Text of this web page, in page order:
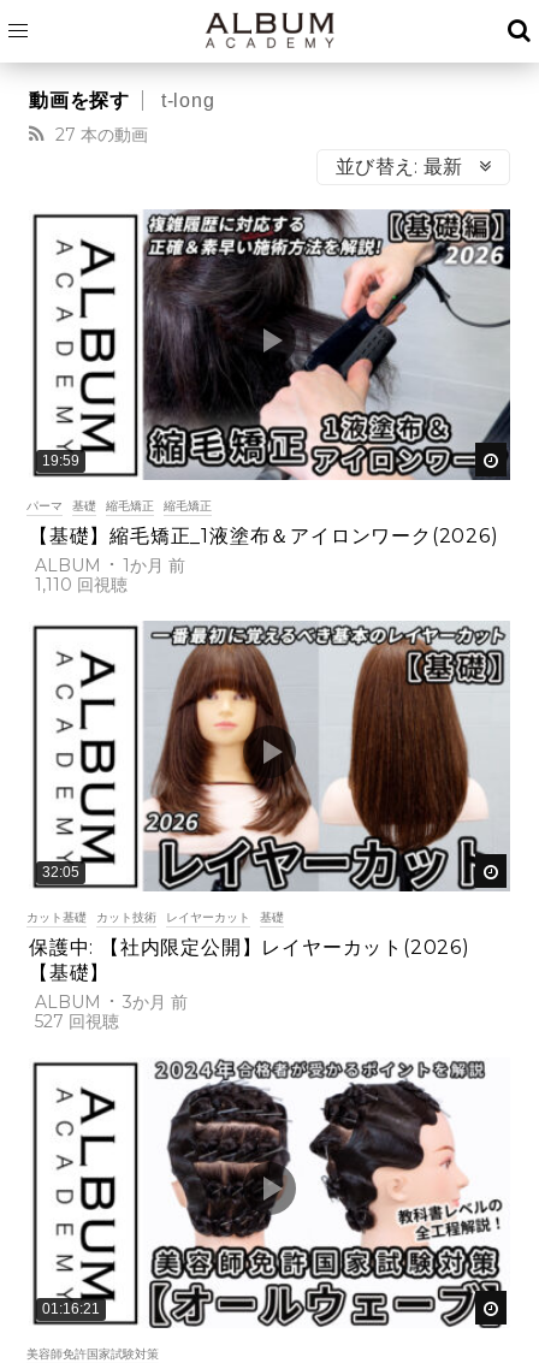
t-long
27 本の動画
並び替え: 最新
後
19:59
パーマ 基礎 縮毛矯正 縮毛矯正
【基礎】縮毛矯正_1液塗布＆アイロンワーク(2026)
ALBUM
1か月 前
1,110
32:05
カット基礎 カット技術 レイヤーカット 基礎
保護中: 【社内限定公開】レイヤーカット(2026)
【基礎】
ALBUM
3か月 前
527
01:16:21
美容師免許国家試験対策